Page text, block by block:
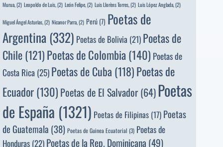
Murua,(2) Leopoldo de Luis,(2) León Felipe,(2) Luis Llorèns Torres,(2) Luis López Anglada,(2)
Miguel Ángel Asturias,(2) Nicanor Parra,(2) Perú (7) Poetas de
Argentina(332) Poetas de Bolivia (21) Poetas de
Chile(121)Poetas de Colombia(140) Poetas de
Costa Rica(25)Poetas de Cuba (118)Poetas de
Ecuador(130) Poetas de El Salvador(64)Poetas
de España (1321) Poetas de Filipinas (17) Poetas
de Guatemala (38) Poetas de Guinea Ecuatorial (3) Poetas de
Honduras (22) Poetas de la Rep. Dominicana (49)